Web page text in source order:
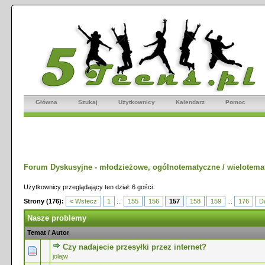
Główna Szukaj Użytkownicy Kalendarz Pomoc
Forum Dyskusyjne - młodzieżowe, ogólnotematyczne /
Użytkownicy przeglądający ten dział: 6 gości
Strony (176):
« Wstecz 1 155 156 157 158 159 176
Nasze problemy
Temat / Autor
Czy nadajecie przesyłki przez internet?
jolajw
0 głosów - średnia ocena: 0 na 5 gwiazdek
12 345